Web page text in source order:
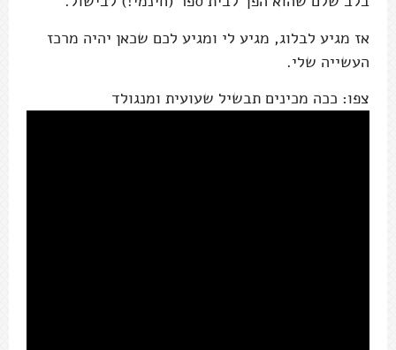
אז מגיע לבלוג, מגיע לי ומגיע לכם שכאן יהיה מרכז
העשייה שלי.
צפו: ככה מכינים תבשיל שעועית ומנגולד